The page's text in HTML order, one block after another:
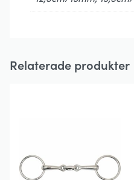
Relaterade produkter